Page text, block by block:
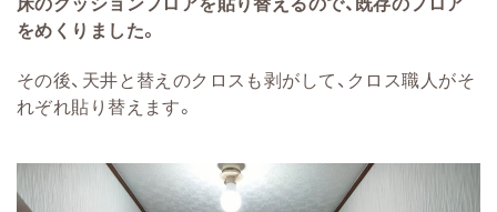
をめくりました。
その後、天井と替えのクロスも剥がして、クロス職人がそ
れぞれ貼り替えます。